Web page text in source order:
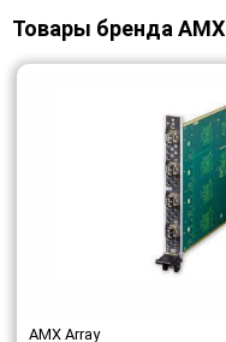
Товары бренда AMX
AMX Array